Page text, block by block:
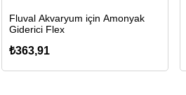
Fluval Akvaryum için Amonyak
Giderici Flex
₺363,91